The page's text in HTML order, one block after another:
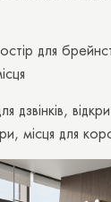
для
дзвінків,
місця для